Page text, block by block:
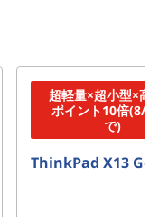
超軽量×超小型×高
ポイント10倍(8/
で)
ThinkPad X13